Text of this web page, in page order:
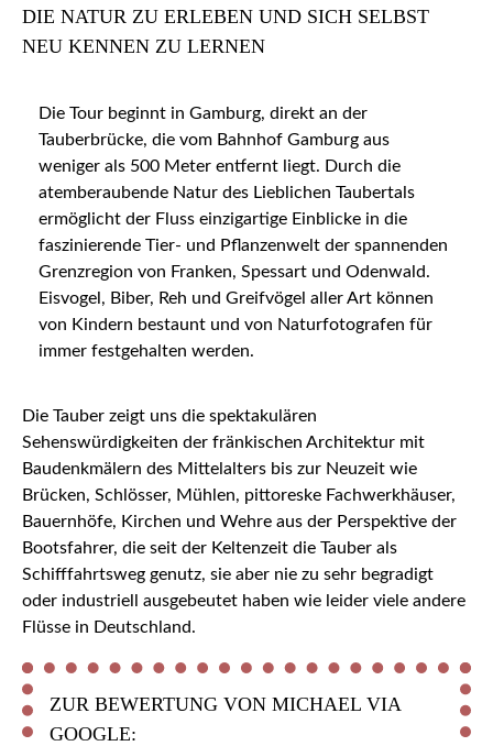
DIE NATUR ZU ERLEBEN UND SICH SELBST
NEU KENNEN ZU LERNEN
Die Tour beginnt in Gamburg, direkt an der
Tauberbrücke, die vom Bahnhof Gamburg aus
weniger als 500 Meter entfernt liegt. Durch die
atemberaubende Natur des Lieblichen Taubertals
ermöglicht der Fluss einzigartige Einblicke in die
faszinierende Tier- und Pflanzenwelt der spannenden
Grenzregion von Franken, Spessart und Odenwald.
Eisvogel, Biber, Reh und Greifvögel aller Art können
von Kindern bestaunt und von Naturfotografen für
immer festgehalten werden.
Die Tauber zeigt uns die spektakulären
Sehenswürdigkeiten der fränkischen Architektur mit
Baudenkmälern des Mittelalters bis zur Neuzeit wie
Brücken, Schlösser, Mühlen, pittoreske Fachwerkhäuser,
Bauernhöfe, Kirchen und Wehre aus der Perspektive der
Bootsfahrer, die seit der Keltenzeit die Tauber als
Schifffahrtsweg genutz, sie aber nie zu sehr begradigt
oder industriell ausgebeutet haben wie leider viele andere
Flüsse in Deutschland.
ZUR BEWERTUNG VON MICHAEL VIA
GOOGLE: